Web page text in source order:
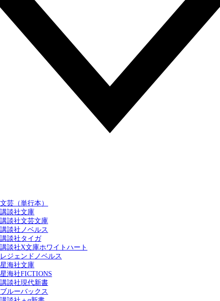
文芸（単行本）
講談社文庫
講談社文芸文庫
講談社ノベルス
講談社タイガ
講談社X文庫ホワイトハート
レジェンドノベルス
星海社文庫
星海社FICTIONS
講談社現代新書
ブルーバックス